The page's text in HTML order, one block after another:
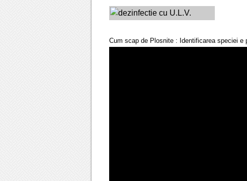
Cum scap de Plosnite : Identificarea speciei e